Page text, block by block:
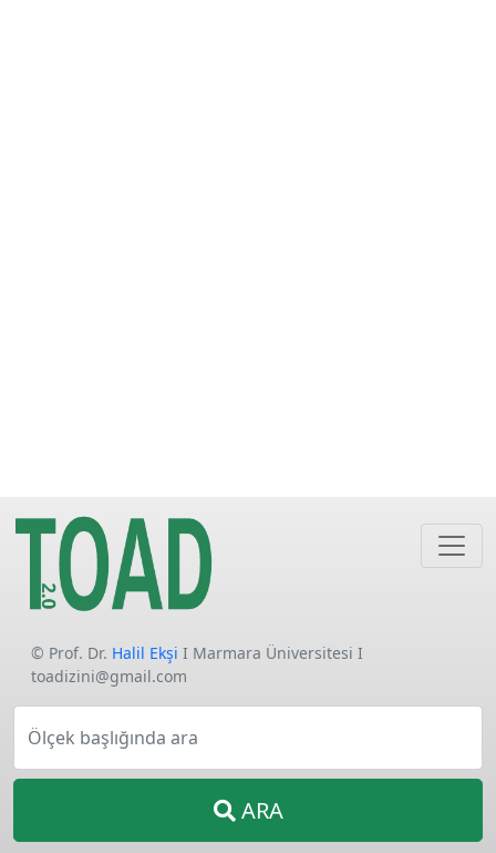
© Prof. Dr. Halil Ekşi I Marmara Üniversitesi I
toadizini@gmail.com
Ölçek başlığında ara
ARA